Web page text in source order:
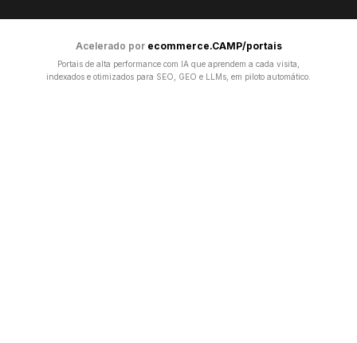
Acelerado por ecommerce.CAMP/portais
Portais de alta performance com IA que aprendem a cada visita,
indexados e otimizados para SEO, GEO e LLMs, em piloto automático.